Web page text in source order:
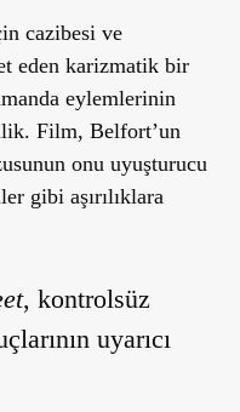
cazibesi ve
eden karizmatik bir
eylemlerinin
Film, Belfort’un
onu uyuşturucu
gibi aşırılıklara
, kontrolsüz
uyarıcı